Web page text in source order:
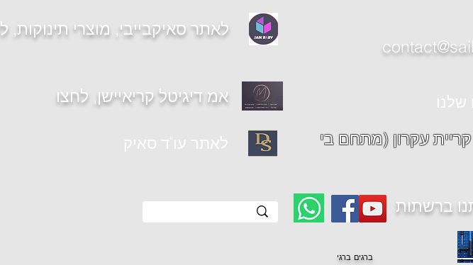
לאתר סאיקבייבי, מוצרי תינוקות,
אמ דיגיטל קריאיישן, לחצו שלנו
לאתר עו"ד סאיק
ברשתות
ברגי ברגים